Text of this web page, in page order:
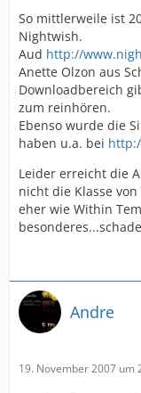
So mittlerweile ist
Nightwish.
Aud http://
Anette Olzon aus
Downloadbereich
zum reinhören.
Ebenso wurde die
haben u.a. bei
Leider erreicht die
nicht die Klasse
eher wie Within
Andre
19. November 2007 um